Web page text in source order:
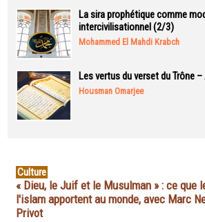
La sira prophétique comme
intercivilisationnel (2/3)
Mohammed El Mahdi Krabch
Les vertus du verset du Trône
Housman Omarjee
Culture
« Dieu, le Juif et le Musulman » : ce que
l'islam apportent au monde, avec Marc
Privot